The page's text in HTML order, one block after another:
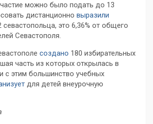
можно было подать до 13
дистанционно выразили
севастопольца, это 6,36% от общего
Севастополя.
создано 180 избирательных
часть из которых открылась в
с этим большинство учебных
для детей внеурочную